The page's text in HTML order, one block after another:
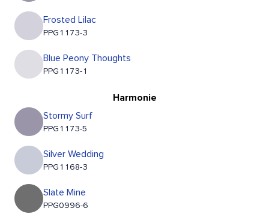
Frosted Lilac
PPG1173-3
Blue Peony Thoughts
PPG1173-1
Harmonie
Stormy Surf
PPG1173-5
Silver Wedding
PPG1168-3
Slate Mine
PPG0996-6